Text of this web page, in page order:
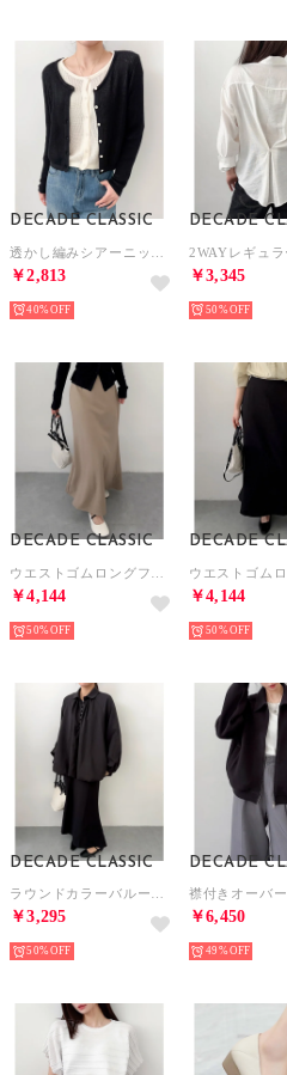
DECADE CLASSIC
￥2,813
40%
DECADE
￥3,345
50%
DECADE CLASSIC
￥4,144
50%
DECADE
￥4,144
50%
DECADE CLASSIC
￥3,295
50%
DECADE
￥6,450
49%